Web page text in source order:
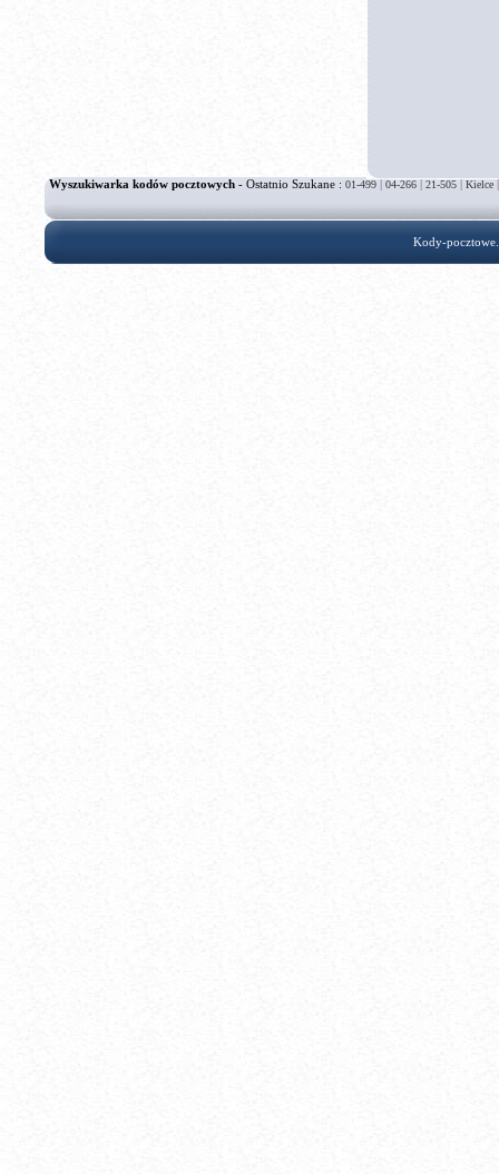
Wyszukiwarka kodów pocztowych - Ostatnio Szukane : 01-499|04-266|21-505|Kielce
Kody-